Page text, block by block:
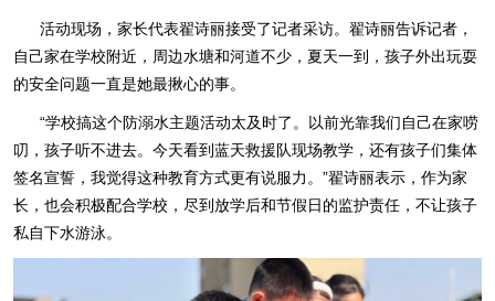
活动现场，家长代表翟诗丽接受了记者采访。翟诗丽告诉记者，
自己家在学校附近，周边水塘和河道不少，夏天一到，孩子外出玩耍
的安全问题一直是她最揪心的事。
“学校搞这个防溺水主题活动太及时了。以前光靠我们自己在家唠
叨，孩子听不进去。今天看到蓝天救援队现场教学，还有孩子们集体
签名宣誓，我觉得这种教育方式更有说服力。”翟诗丽表示，作为家
长，也会积极配合学校，尽到放学后和节假日的监护责任，不让孩子
私自下水游泳。